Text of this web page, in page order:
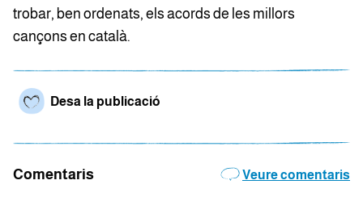
trobar, ben ordenats, els acords de les millors
cançons en català.
Desa la publicació
Comentaris Veure comentaris